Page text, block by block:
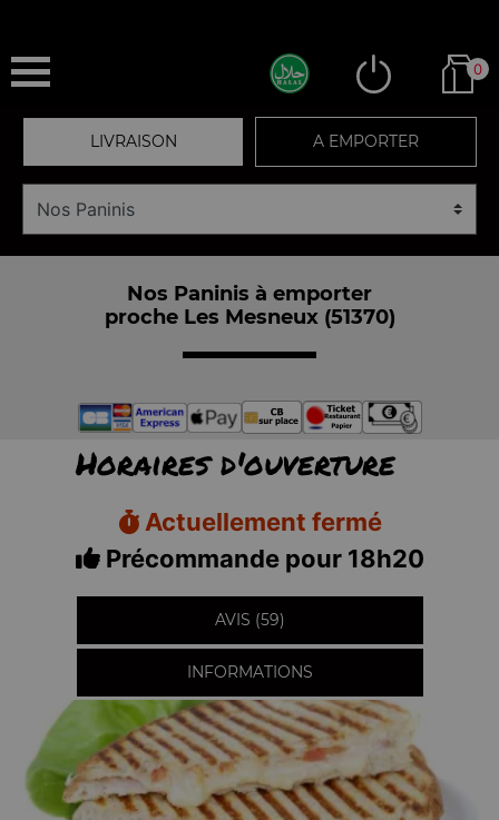
0
LIVRAISON A EMPORTER
Nos Paninis à emporter
proche Les Mesneux (51370)
Horaires d'ouverture
Actuellement fermé
Précommande pour 18h20
AVIS (59)
INFORMATIONS